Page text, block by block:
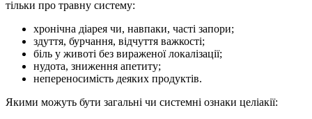
тільки про травну систему:
хронічна діарея чи, навпаки, часті запори;
здуття, бурчання, відчуття важкості;
біль у животі без вираженої локалізації;
нудота, зниження апетиту;
непереносимість деяких продуктів.
Якими можуть бути загальні чи системні ознаки целіакії: